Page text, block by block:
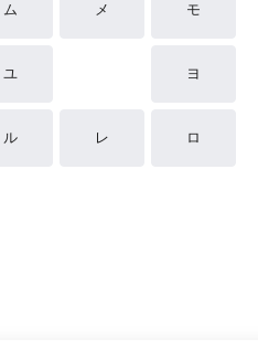
ム メ モ
ユ ヨ
ル レ ロ